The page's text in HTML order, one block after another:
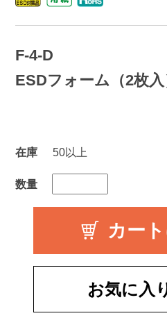
F-4-D
ESDフォーム（2枚入
在庫
50以上
数量
お気に入